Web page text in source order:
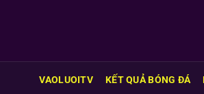
VAOLUOITV KẾT QUẢ BÓNG ĐÁ